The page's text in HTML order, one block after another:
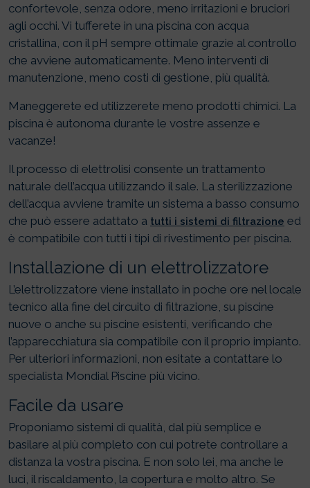
confortevole, senza odore, meno irritazioni e bruciori
agli occhi. Vi tufferete in una piscina con acqua
cristallina, con il pH sempre ottimale grazie al controllo
che avviene automaticamente. Meno interventi di
manutenzione, meno costi di gestione, più qualità.
Maneggerete ed utilizzerete meno prodotti chimici. La
piscina è autonoma durante le vostre assenze e
vacanze!
Il processo di elettrolisi consente un trattamento
naturale dell’acqua utilizzando il sale. La sterilizzazione
dell’acqua avviene tramite un sistema a basso consumo
che può essere adattato a tutti i sistemi di filtrazione ed
è compatibile con tutti i tipi di rivestimento per piscina.
Installazione di un elettrolizzatore
L’elettrolizzatore viene installato in poche ore nel locale
tecnico alla fine del circuito di filtrazione, su piscine
nuove o anche su piscine esistenti, verificando che
l’apparecchiatura sia compatibile con il proprio impianto.
Per ulteriori informazioni, non esitate a contattare lo
specialista Mondial Piscine più vicino.
Facile da usare
Proponiamo sistemi di qualità, dal più semplice e
basilare al più completo con cui potrete controllare a
distanza la vostra piscina. E non solo lei, ma anche le
luci, il riscaldamento, la copertura e molto altro. Se